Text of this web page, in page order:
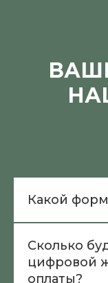
Какой
Сколько
цифровой
оплаты?